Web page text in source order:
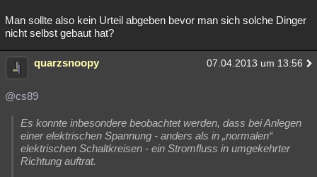
Man sollte also kein Urteil abgeben bevor man sich solche Dinger
nicht selbst gebaut hat?
quarzsnoopy 07.04.2013 um 13:56
@cs89
Es konnte inbesondere beobachtet werden, dass bei Anlegen
einer elektrischen Spannung - anders als in „normalen“
elektrischen Schaltkreisen - ein Stromfluss in umgekehrter
Richtung auftrat.